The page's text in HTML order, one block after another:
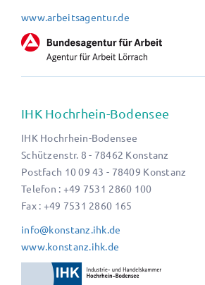
www.arbeitsagentur.de
IHK Hochrhein-Bodensee
IHK Hochrhein-Bodensee
Schützenstr. 8 - 78462 Konstanz
Postfach 10 09 43 - 78409 Konstanz
Telefon : +49 7531 2860 100
Fax : +49 7531 2860 165
info@konstanz.ihk.de
www.konstanz.ihk.de